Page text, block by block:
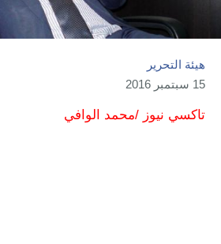
هيئة التحرير
15 سبتمبر 2016
تاكسي نيوز /محمد الوافي